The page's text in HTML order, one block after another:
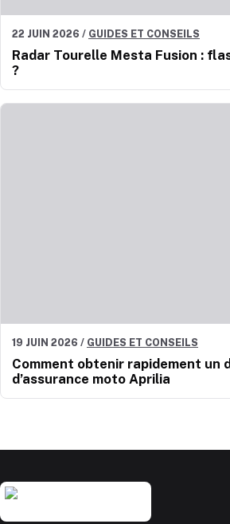
22 JUIN 2026 / GUIDES ET CONSEILS
Radar Tourelle Mesta Fusion :
?
19 JUIN 2026 / GUIDES ET CONSEILS
Comment obtenir rapidement un
d’assurance moto Aprilia